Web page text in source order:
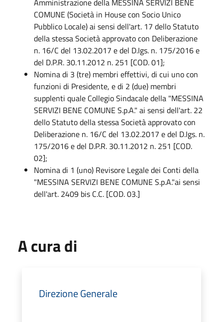
COMUNE (Società in House con Socio Unico
Pubblico Locale) ai sensi dell'art. 17 dello Statuto
della stessa Società approvato con Deliberazione
n. 16/C del 13.02.2017 e del D.Igs. n. 175/2016 e
del D.P.R. 30.11.2012 n. 251 [COD. 01];
Nomina di 3 (tre) membri effettivi, di cui uno con
funzioni di Presidente, e di 2 (due) membri
supplenti quale Collegio Sindacale della "MESSINA
SERVIZI BENE COMUNE S.p.A." ai sensi dell'art. 22
dello Statuto della stessa Società approvato con
Deliberazione n. 16/C del 13.02.2017 e del D.Igs. n.
175/2016 e del D.P.R. 30.11.2012 n. 251 [COD.
02];
Nomina di 1 (uno) Revisore Legale dei Conti della
"MESSINA SERVIZI BENE COMUNE S.p.A."ai sensi
dell'art. 2409 bis C.C. [COD. 03.]
A cura di
Direzione Generale